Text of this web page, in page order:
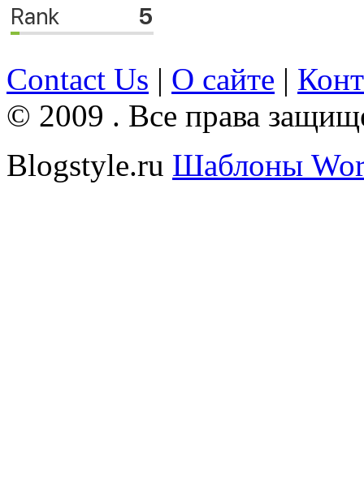
Contact Us | О сайте |
© 2009 . Все права
Blogstyle.ru Шаблоны